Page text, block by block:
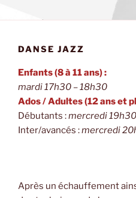
DANSE JAZZ
Enfants (8 à 11 ans) :
mardi 17h30 – 18h30
Ados / Adultes (12 ans et
Débutants :mercredi
Inter/avancés :mercredi
Après un échauffement